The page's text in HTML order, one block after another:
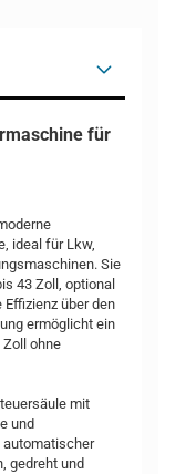
für
ideal für Lkw,
Sie
43 Zoll, optional
über den
ermöglicht ein
ohne
mit
und
automatischer
gedreht und